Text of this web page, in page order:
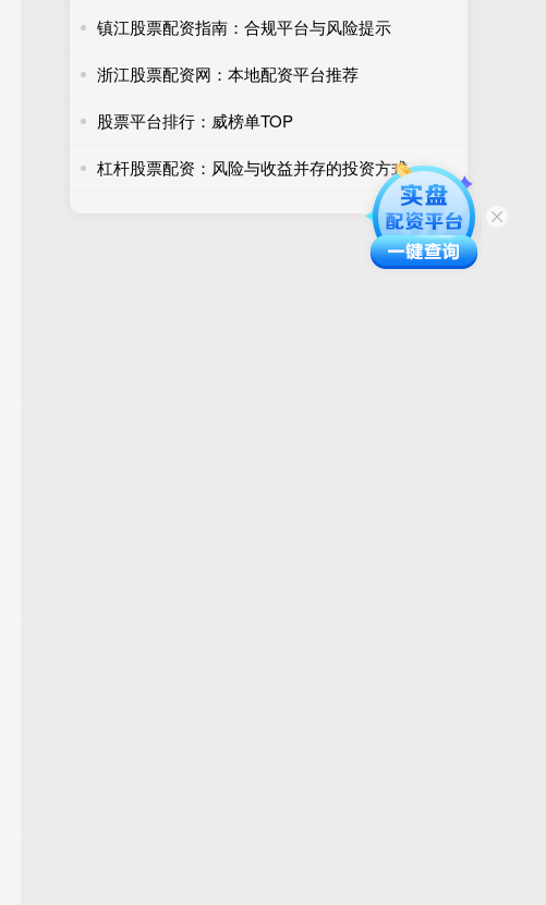
镇江股票配资指南：合规平台与风险提示
浙江股票配资网：本地配资平台推荐
股票平台排行：威榜单TOP
杠杆股票配资：风险与收益并存的投资方式